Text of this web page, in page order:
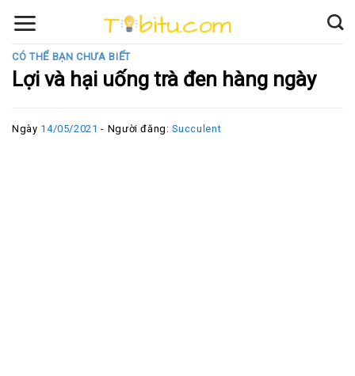
content
CÓ THỂ BẠN CHƯA BIẾT
Lợi và hại uống trà đen hàng ngày
Ngày 14/05/2021 - Người đăng:Succulent